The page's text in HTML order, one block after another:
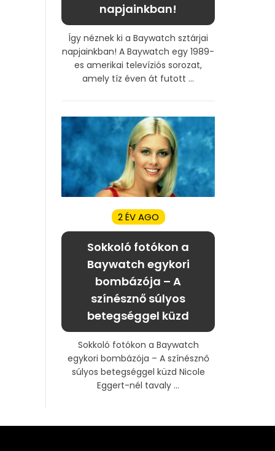
napjainkban!
Így néznek ki a Baywatch sztárjai
napjainkban! A Baywatch egy 1989-
es amerikai televíziós sorozat,
amely tíz éven át futott ...
2 ÉV AGO
Sokkoló fotókon a
Baywatch egykori
bombázója – A
színésznő súlyos
betegséggel küzd
Sokkoló fotókon a Baywatch
egykori bombázója – A színésznő
súlyos betegséggel küzd Nicole
Eggert-nél tavaly ...